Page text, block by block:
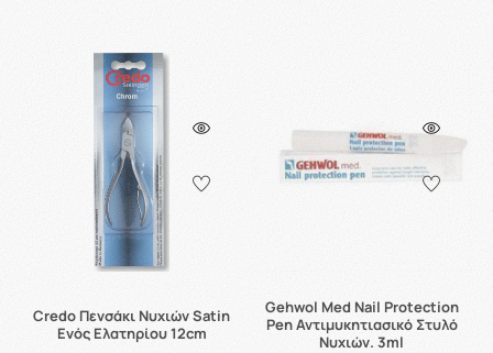
Credo Πενσάκι Νυχιών Satin
Ενός Ελατηρίου 12cm
Gehwol Med Nail Protection
Pen Αντιμυκητιασικό Στυλό
Νυχιών. 3ml